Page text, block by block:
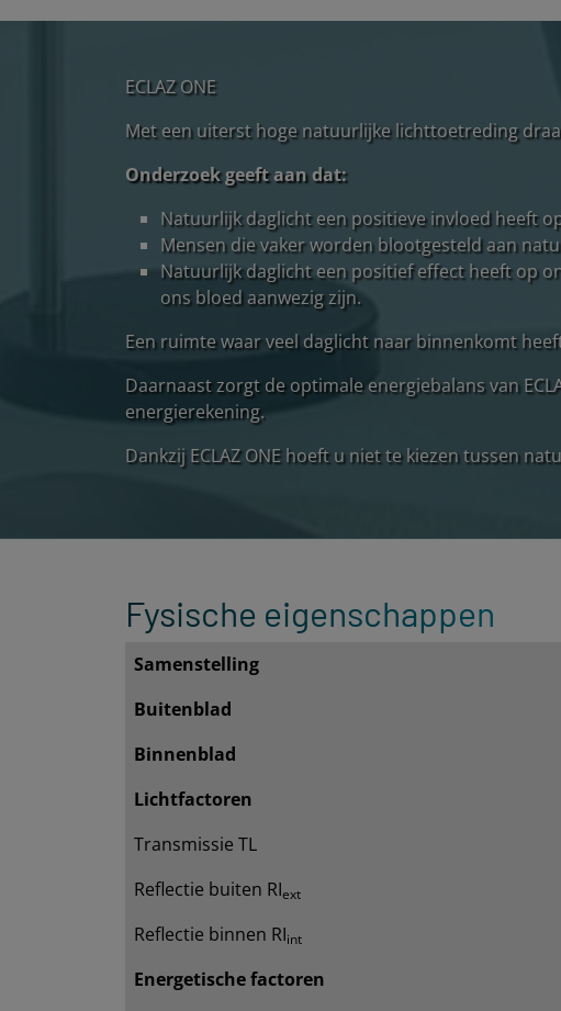
ECLAZ ONE
Met een uiterst hoge natuurlijke lichttoetreding
Onderzoek geeft aan dat:
Natuurlijk daglicht een positieve invloed heeft
Mensen die vaker worden blootgesteld aan
Natuurlijk daglicht een positief effect heeft op
ons bloed aanwezig zijn.
Een ruimte waar veel daglicht naar binnenkomt
Daarnaast zorgt de optimale energiebalans van
energierekening.
Dankzij ECLAZ ONE hoeft u niet te kiezen tussen
Fysische eigenschappen
Samenstelling
Buitenblad
Binnenblad
Lichtfactoren
Transmissie TL
Reflectie buiten RIext
Reflectie binnen RIint
Energetische factoren